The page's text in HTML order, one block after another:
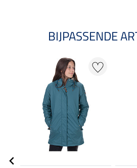
BIJPASSENDE